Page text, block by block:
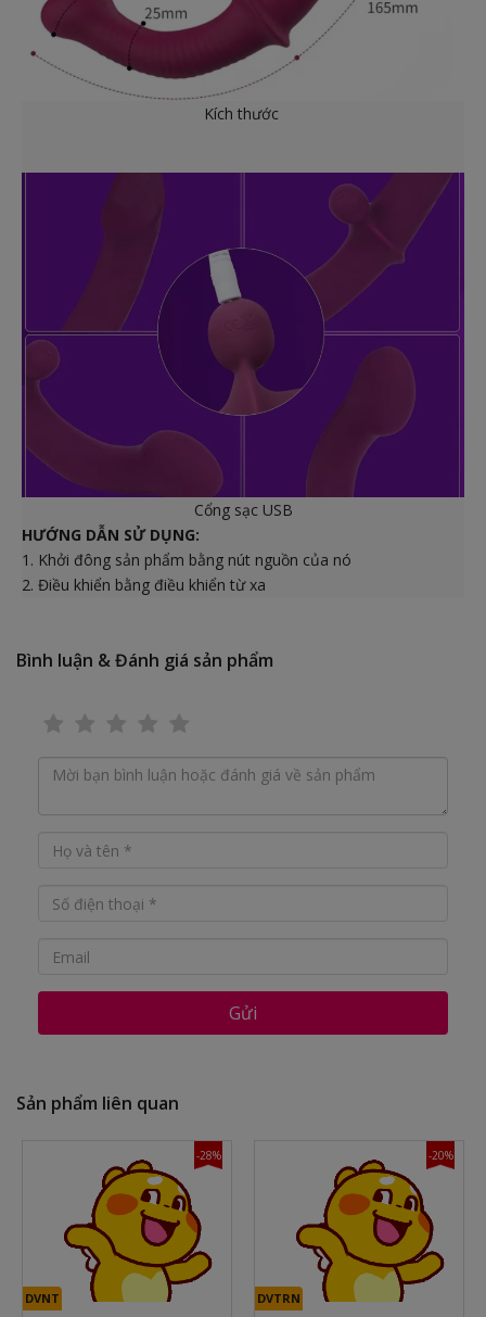
Kích thước
Cổng sạc USB
HƯỚNG DẪN SỬ DỤNG:
1. Khởi đông sản phẩm bằng nút nguồn của nó
2. Điều khiển bằng điều khiển từ xa
Bình luận & Đánh giá sản phẩm
Gửi
Sản phẩm liên quan
-28%
DVNT
-20%
DVTRN